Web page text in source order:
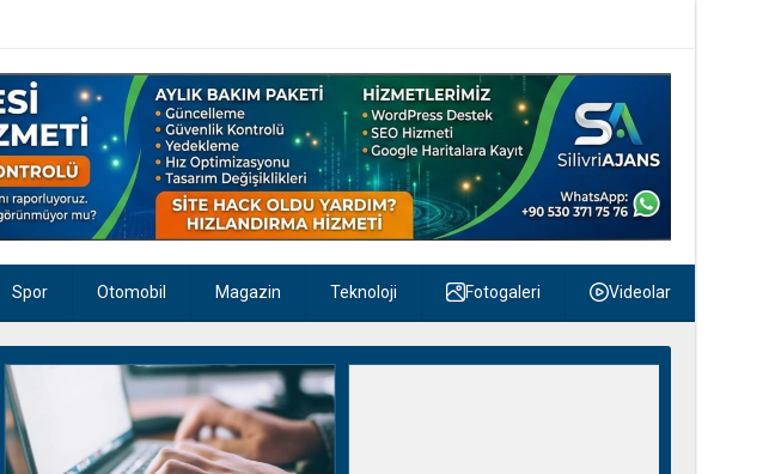
Spor Otomobil Magazin Teknoloji Fotogaleri Videolar